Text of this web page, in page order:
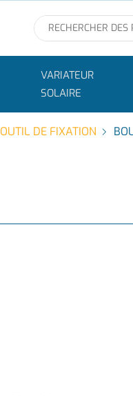
VARIATEUR
SOLAIRE
OUTIL DE FIXATION